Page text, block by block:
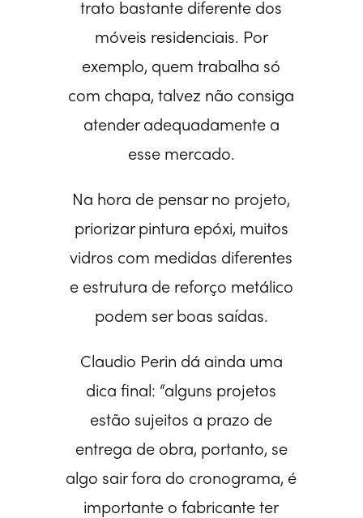
trato bastante diferente dos
móveis residenciais. Por
exemplo, quem trabalha só
com chapa, talvez não consiga
atender adequadamente a
esse mercado.
Na hora de pensar no projeto,
priorizar pintura epóxi, muitos
vidros com medidas diferentes
e estrutura de reforço metálico
podem ser boas saídas.
Claudio Perin dá ainda uma
dica final: “alguns projetos
estão sujeitos a prazo de
entrega de obra, portanto, se
algo sair fora do cronograma, é
importante o fabricante ter